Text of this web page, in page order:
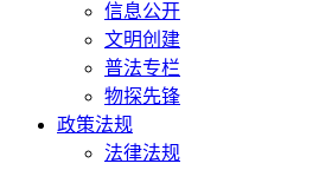
信息公开
文明创建
普法专栏
物探先锋
政策法规
法律法规